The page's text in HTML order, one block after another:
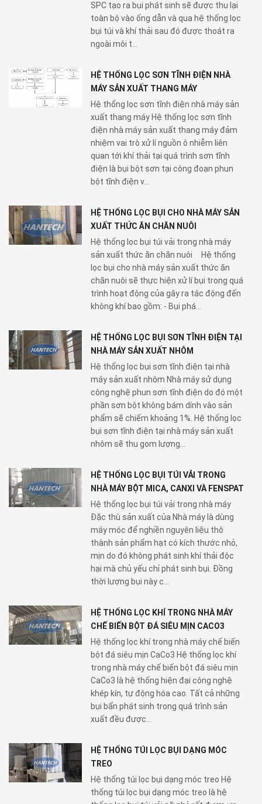
SPC tạo ra bụi phát sinh sẽ được thu lại
toàn bộ vào ống dẫn và qua hệ thống lọc
bụi túi và khí thải sau đó được thoát ra
ngoài môi t...
HỆ THỐNG LỌC SƠN TĨNH ĐIỆN NHÀ
MÁY SẢN XUẤT THANG MÁY
Hệ thống lọc sơn tĩnh điện nhà máy sản
xuất thang máy Hệ thống lọc sơn tĩnh
điện nhà máy sản xuất thang máy đảm
nhiệm vai trò xử lí nguồn ô nhiễm liên
quan tới khí thải tại quá trình sơn tĩnh
điện là bụi bột sơn tại công đoạn phun
bột tĩnh điện v...
HỆ THỐNG LỌC BỤI CHO NHÀ MÁY SẢN
XUẤT THỨC ĂN CHĂN NUÔI
Hệ thống lọc bụi túi vải trong nhà máy
sản xuất thức ăn chăn nuôi Hệ thống
lọc bụi cho nhà máy sản xuất thức ăn
chăn nuôi sẽ thực hiện xử lí bụi trong quá
trình hoạt động của gây ra tác động đến
không khí bao gồm: - Bụi phá...
HỆ THỐNG LỌC BỤI SƠN TĨNH ĐIỆN TẠI
NHÀ MÁY SẢN XUẤT NHÔM
Hệ thống lọc bụi sơn tĩnh điện tại nhà
máy sản xuất nhôm Nhà máy sử dụng
công nghệ phun sơn tĩnh điện do đó một
phần sơn bột không bám dính vào sản
phẩm sẽ chiếm khoảng 1%. Hệ thống lọc
bụi sơn tĩnh điện tại nhà máy sản xuất
nhôm sẽ thu gom lượng...
HỆ THỐNG LỌC BỤI TÚI VẢI TRONG
NHÀ MÁY BỘT MICA, CANXI VÀ FENSPAT
Hệ thống lọc bụi túi vải trong nhà máy
Đặc thù sản xuất của Nhà máy là dùng
máy móc để nghiền nguyên liệu thô
thành sản phẩm hạt có kích thước nhỏ,
mịn do đó không phát sinh khí thải độc
hại mà chủ yếu chỉ phát sinh bụi. Đồng
thời lượng bụi này c...
HỆ THỐNG LỌC KHÍ TRONG NHÀ MÁY
CHẾ BIẾN BỘT ĐÁ SIÊU MỊN CACO3
Hệ thống lọc khí trong nhà máy chế biến
bột đá siêu mịn CaCo3 Hệ thống lọc khí
trong nhà máy chế biến bột đá siêu mịn
CaCo3 là hệ thống hiện đại công nghệ
khép kín, tự động hóa cao. Tất cả những
bụi bẩn phát sinh trong quá trình sản
xuất đều được...
HỆ THỐNG TÚI LỌC BỤI DẠNG MÓC
TREO
Hệ thống túi lọc bụi dạng móc treo Hệ
thống túi lọc bụi dạng móc treo là hệ